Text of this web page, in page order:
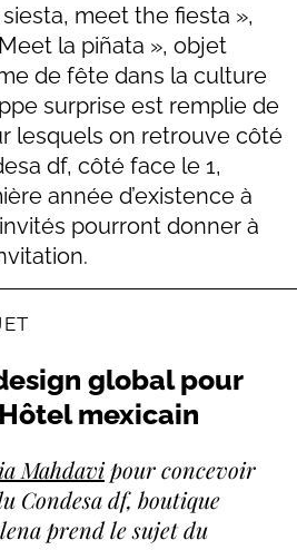
meet the fiesta »,
la piñata », objet
de fête dans la culture
surprise est remplie de
lesquels on retrouve côté
df, côté face le 1,
année d’existence à
pourront donner à
global pour
mexicain
Mahdavipour concevoir
Condesa df, boutique
prend le sujet du